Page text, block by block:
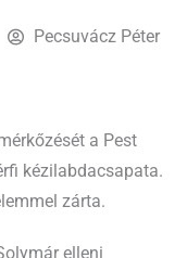
Pecsuvácz Péter
a Pest
kézilabdacsapata.
zárta.
elleni